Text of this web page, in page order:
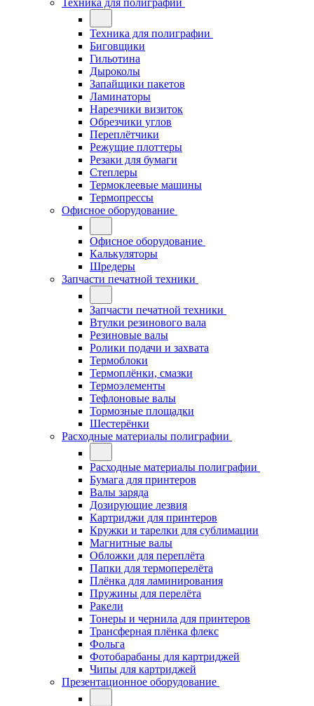
Техника для полиграфии
Техника для полиграфии
Биговщики
Гильотина
Дыроколы
Запайщики пакетов
Ламинаторы
Нарезчики визиток
Обрезчики углов
Переплётчики
Режущие плоттеры
Резаки для бумаги
Степлеры
Термоклеевые машины
Термопрессы
Офисное оборудование
Офисное оборудование
Калькуляторы
Шредеры
Запчасти печатной техники
Запчасти печатной техники
Втулки резинового вала
Резиновые валы
Ролики подачи и захвата
Термоблоки
Термоплёнки, смазки
Термоэлементы
Тефлоновые валы
Тормозные площадки
Шестерёнки
Расходные материалы полиграфии
Расходные материалы полиграфии
Бумага для принтеров
Валы заряда
Дозирующие лезвия
Картриджи для принтеров
Кружки и тарелки для сублимации
Магнитные валы
Обложки для переплёта
Папки для термоперелёта
Плёнка для ламинирования
Пружины для перелёта
Ракели
Тонеры и чернила для принтеров
Трансферная плёнка флекс
Фольга
Фотобарабаны для картриджей
Чипы для картриджей
Презентационное оборудование